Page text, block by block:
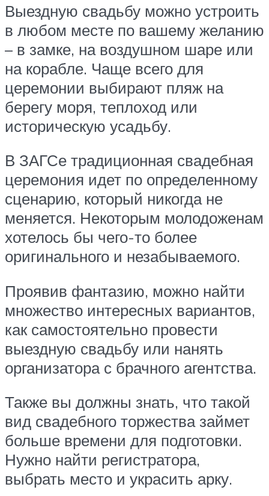
Выездную свадьбу можно устроить
в любом месте по вашему желанию
– в замке, на воздушном шаре или
на корабле. Чаще всего для
церемонии выбирают пляж на
берегу моря, теплоход или
историческую усадьбу.
В ЗАГСе традиционная свадебная
церемония идет по определенному
сценарию, который никогда не
меняется. Некоторым молодоженам
хотелось бы чего-то более
оригинального и незабываемого.
Проявив фантазию, можно найти
множество интересных вариантов,
как самостоятельно провести
выездную свадьбу или нанять
организатора с брачного агентства.
Также вы должны знать, что такой
вид свадебного торжества займет
больше времени для подготовки.
Нужно найти регистратора,
выбрать место и украсить арку.